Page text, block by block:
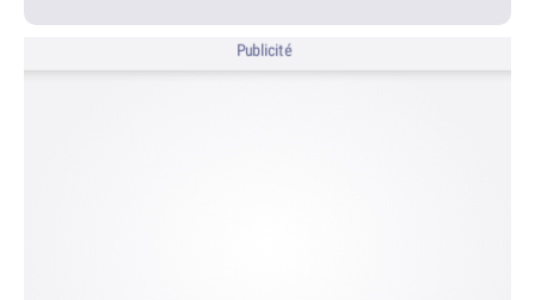
Publicité